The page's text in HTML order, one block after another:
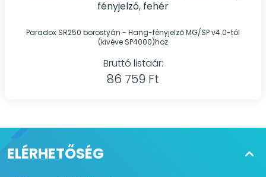
fényjelző, fehér
Paradox SR250 borostyán - Hang-fényjelző MG/SP v4.0-tól
(kivéve SP4000)hoz
Bruttó listaár:
86 759 Ft
ELÉRHETŐSÉG